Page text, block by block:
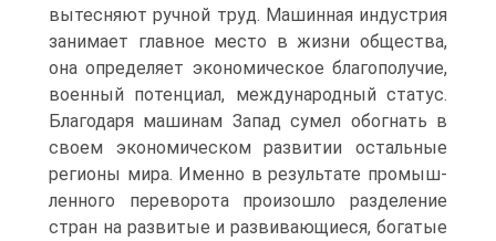
вытесняют ручной труд. Машинная индустрия
занимает главное место в жиз­ни общества,
она определяет экономическое благополучие,
военный потенциал, международный статус.
Благодаря машинам Запад сумел обогнать в
своем эко­номическом развитии остальные
регионы мира. Именно в результате промыш­
ленного переворота произошло разделение
стран на развитые и развивающиеся, богатые